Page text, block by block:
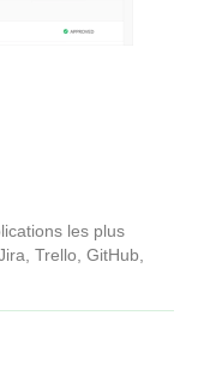
les plus
Trello, GitHub,